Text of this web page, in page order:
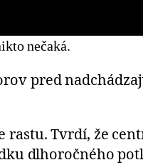
nečaká.
pred
rastu. Tvrdí, že
dlhoročného